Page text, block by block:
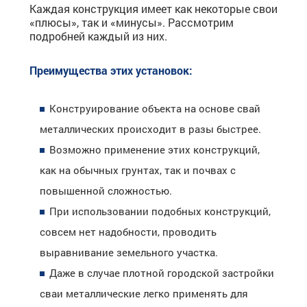
Каждая конструкция имеет как некоторые свои
«плюсы», так и «минусы». Рассмотрим
подробней каждый из них.
Преимущества этих установок:
Конструирование объекта на основе свай
металлических происходит в разы быстрее.
Возможно применение этих конструкций,
как на обычных грунтах, так и почвах с
повышенной сложностью.
При использовании подобных конструкций,
совсем нет надобности, проводить
выравнивание земельного участка.
Даже в случае плотной городской застройки
сваи металлические легко применять для